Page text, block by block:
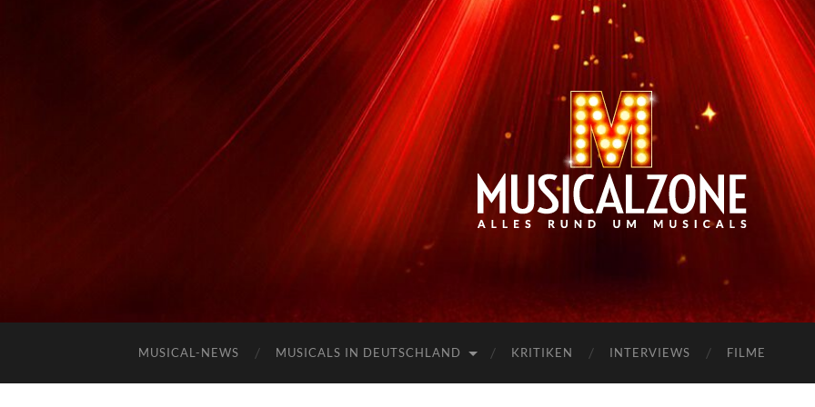
MUSICAL-NEWS MUSICALS IN DEUTSCHLAND KRITIKEN INTERVIEWS FILME